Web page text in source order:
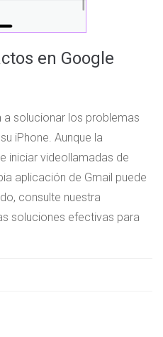
en Google
a solucionar los problemas
iPhone. Aunque la
iniciar videollamadas de
aplicación de Gmail puede
consulte nuestra
soluciones efectivas para